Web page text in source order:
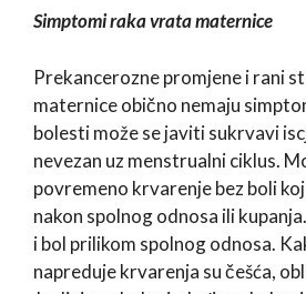
Simptomi raka vrata maternice
Prekancerozne promjene i rani
maternice obično nemaju
bolesti može se javiti sukrvavi
nevezan uz menstrualni ciklus.
povremeno krvarenje bez boli
nakon spolnog odnosa ili
i bol prilikom spolnog odnosa.
napreduje krvarenja su češća,